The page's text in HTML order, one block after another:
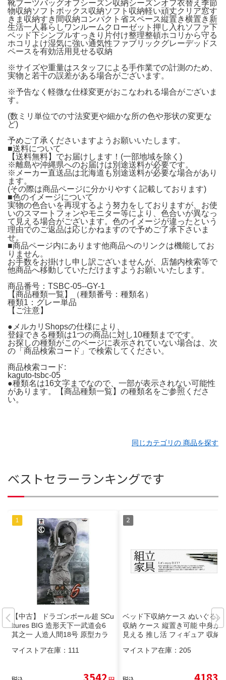
靴ブーツバッグオフシーズン収納シーズンオフ衣替え季節
物収納ソフトボックス収納ソフト収納軽い頑丈クリア窓す
きま収納すき間収納コンパクト省スペース縦置き横置き新
生活一人暮らしワンルームクローゼット押し入れソファ下
ベッド下シンプルすっきり片付け整理整頓ホコリから守る
ホコリよけ湿気に強い通気性ファブリックグレーデッドス
ペースを有効活用見せる収納
※サイズや重量はスタッフによる手作業での計測のため、
実物と若干の誤差がある場合がございます。
※予告なく軽微な仕様変更がおこなわれる場合がございま
す。
(数ミリ単位での寸法変更や細かな所の色や形状の変更な
ど)
予めご了承くださいますようお願いいたします。
■送料について
【送料無料】でお届けします！(一部地域を除く)
※離島や沖縄県へのお届けは別途送料が必要です。
※メーカー直送品は北海道も別途送料が必要な場合があり
ます。
(その際は商品ページに分かりやすく記載しております)
■色のイメージについて
実物の色合いを再現するよう努力をしておりますが、お使
いのスマートフォンやモニター等により、色合いが異なっ
て見える場合がございます。色のイメージが違ったという
理由でのご返品は応じかねますので予めご了承下さいま
せ。
■商品ページ内にあります他商品へのリンクは機能してお
りません。
お手数をお掛けし申し訳ございませんが、店舗内検索等で
他商品へ移動していただけますようお願いいたします。
商品番号：TSBC-05--GY-1
【商品種類一覧】（種類番号：種類名）
種類1：グレー単品
【ご注意】
●メルカリShopsの仕様により、
登録できる種類は1つの商品に対し10種類までです。
お探しの種類がこのページに表示されていない場合は、次
の「商品検索コード」で検索してください。
商品検索コード:
kaguto-tsbc-05
●種類名は16文字までなので、一部が表示されない可能性
があります。【商品種類一覧】の種類名をご参照くださ
い。
同じカテゴリの 商品を探す
ベストセラーランキングです
【中古】 ドラゴンボール超 SCu
ltures BIG 造形天下一武道会6
其之一 人造人間18号 原型カラ
マイストア在庫： 111
ベッド下収納ケース ぬいぐるみ
収納 ケース 縦置き可能 中身が
見える 推し活 フィギュア 収納
高さ20cm以下 (約)45×75 コレ
マイストア在庫： 205